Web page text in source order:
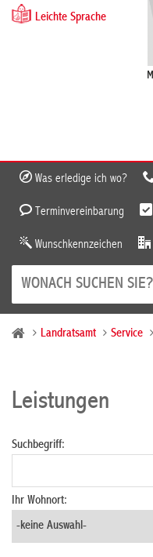
Leichte Sprache
Was erledige ich wo?
Terminvereinbarung
Wunschkennzeichen
Landratsamt Service
Leistungen
Suchbegriff:
Ihr Wohnort: